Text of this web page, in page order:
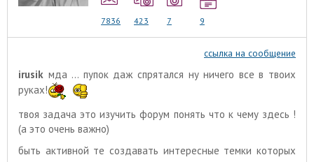
7836 423 7 9
ссылка на сообщение
irusik мда ... пупок даж спрятался ну ничего все в твоих
руках!
твоя задача это изучить форум понять что к чему здесь !
(а это очень важно)
быть активной те создавать интересные темки которых